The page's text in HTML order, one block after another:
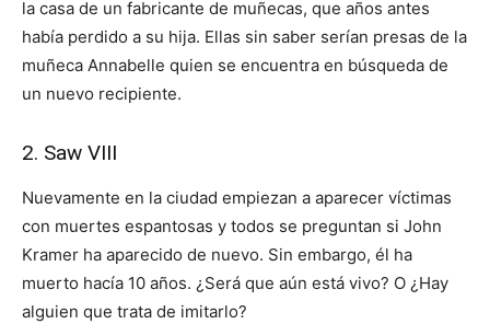
la casa de un fabricante de muñecas, que años antes
había perdido a su hija. Ellas sin saber serían presas de la
muñeca Annabelle quien se encuentra en búsqueda de
un nuevo recipiente.
2. Saw VIII
Nuevamente en la ciudad empiezan a aparecer víctimas
con muertes espantosas y todos se preguntan si John
Kramer ha aparecido de nuevo. Sin embargo, él ha
muerto hacía 10 años. ¿Será que aún está vivo? O ¿Hay
alguien que trata de imitarlo?